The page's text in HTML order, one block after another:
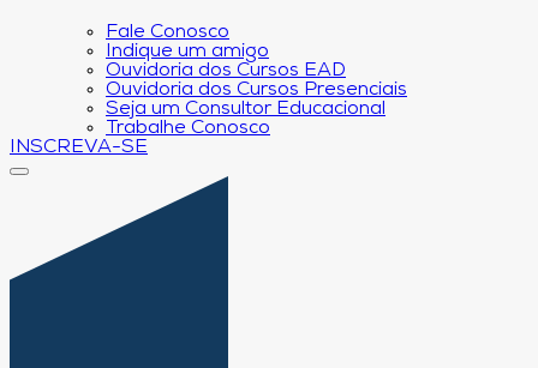
Fale Conosco
Indique um amigo
Ouvidoria dos Cursos EAD
Ouvidoria dos Cursos Presenciais
Seja um Consultor Educacional
Trabalhe Conosco
INSCREVA-SE